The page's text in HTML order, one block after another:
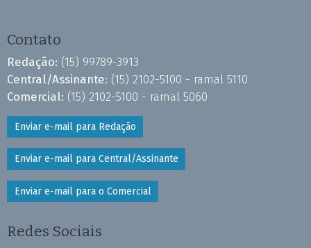
Contato
Redação: (15) 99789-3913
Central/Assinante: (15) 2102-5100 - ramal 5110
Comercial: (15) 2102-5100 - ramal 5060
Enviar e-mail para Redação
Enviar e-mail para Central/Assinante
Enviar e-mail para o Comercial
Redes Sociais